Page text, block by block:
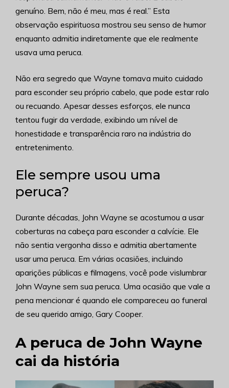
genuíno. Bem, não é meu, mas é real.” Esta
observação espirituosa mostrou seu senso de humor
enquanto admitia indiretamente que ele realmente
usava uma peruca.
Não era segredo que Wayne tomava muito cuidado
para esconder seu próprio cabelo, que pode estar ralo
ou recuando. Apesar desses esforços, ele nunca
tentou fugir da verdade, exibindo um nível de
honestidade e transparência raro na indústria do
entretenimento.
Ele sempre usou uma
peruca?
Durante décadas, John Wayne se acostumou a usar
coberturas na cabeça para esconder a calvície. Ele
não sentia vergonha disso e admitia abertamente
usar uma peruca. Em várias ocasiões, incluindo
aparições públicas e filmagens, você pode vislumbrar
John Wayne sem sua peruca. Uma ocasião que vale a
pena mencionar é quando ele compareceu ao funeral
de seu querido amigo, Gary Cooper.
A peruca de John Wayne
cai da história